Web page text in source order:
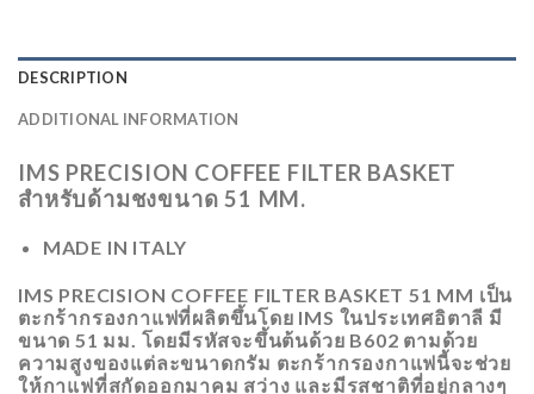
DESCRIPTION
ADDITIONAL INFORMATION
IMS PRECISION COFFEE FILTER BASKET
สำหรับด้ามชงขนาด 51 MM.
MADE IN ITALY
IMS PRECISION COFFEE FILTER BASKET 51 MM เป็น
ตะกร้ากรองกาแฟที่ผลิตขึ้นโดย IMS ในประเทศอิตาลี มี
ขนาด 51 มม. โดยมีรหัสจะขึ้นต้นด้วย B602 ตามด้วย
ความสูงของแต่ละขนาดกรัม ตะกร้ากรองกาแฟนี้จะช่วย
ให้กาแฟที่สกัดออกมาคม สว่าง และมีรสชาติที่อยู่กลางๆ